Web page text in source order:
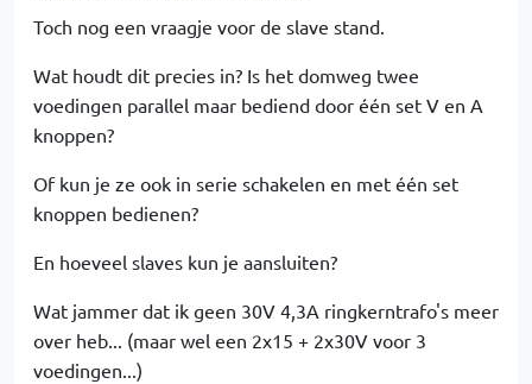
Toch nog een vraagje voor de slave stand.
Wat houdt dit precies in? Is het domweg twee
voedingen parallel maar bediend door één set V en A
knoppen?
Of kun je ze ook in serie schakelen en met één set
knoppen bedienen?
En hoeveel slaves kun je aansluiten?
Wat jammer dat ik geen 30V 4,3A ringkerntrafo's meer
over heb... (maar wel een 2x15 + 2x30V voor 3
voedingen...)